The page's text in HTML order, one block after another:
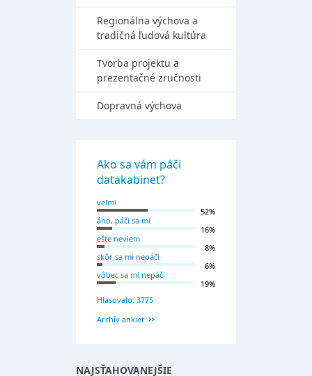
Regionálna výchova a
tradičná ľudová kultúra
Tvorba projektu a
prezentačné zručnosti
Dopravná výchova
Ako sa vám páči
datakabinet?
veľmi
52%
áno, páči sa mi
16%
ešte neviem
8%
skôr sa mi nepáči
6%
vôbec sa mi nepáči
19%
Hlasovalo: 3775
Archív ankiet
NAJSŤAHOVANEJŠIE